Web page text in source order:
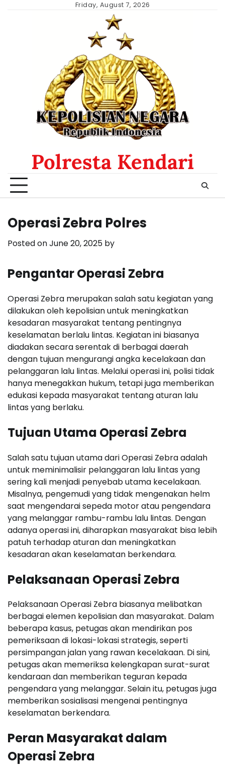
Friday, August 7, 2026
Polresta Kendari
Operasi Zebra Polres
Posted onJune 20, 2025 by
Pengantar Operasi Zebra
Operasi Zebra merupakan salah satu kegiatan yang
dilakukan oleh kepolisian untuk meningkatkan
kesadaran masyarakat tentang pentingnya
keselamatan berlalu lintas. Kegiatan ini biasanya
diadakan secara serentak di berbagai daerah
dengan tujuan mengurangi angka kecelakaan dan
pelanggaran lalu lintas. Melalui operasi ini, polisi tidak
hanya menegakkan hukum, tetapi juga memberikan
edukasi kepada masyarakat tentang aturan lalu
lintas yang berlaku.
Tujuan Utama Operasi Zebra
Salah satu tujuan utama dari Operasi Zebra adalah
untuk meminimalisir pelanggaran lalu lintas yang
sering kali menjadi penyebab utama kecelakaan.
Misalnya, pengemudi yang tidak mengenakan helm
saat mengendarai sepeda motor atau pengendara
yang melanggar rambu-rambu lalu lintas. Dengan
adanya operasi ini, diharapkan masyarakat bisa lebih
patuh terhadap aturan dan meningkatkan
kesadaran akan keselamatan berkendara.
Pelaksanaan Operasi Zebra
Pelaksanaan Operasi Zebra biasanya melibatkan
berbagai elemen kepolisian dan masyarakat. Dalam
beberapa kasus, petugas akan mendirikan pos
pemeriksaan di lokasi-lokasi strategis, seperti
persimpangan jalan yang rawan kecelakaan. Di sini,
petugas akan memeriksa kelengkapan surat-surat
kendaraan dan memberikan teguran kepada
pengendara yang melanggar. Selain itu, petugas juga
memberikan sosialisasi mengenai pentingnya
keselamatan berkendara.
Peran Masyarakat dalam
Operasi Zebra